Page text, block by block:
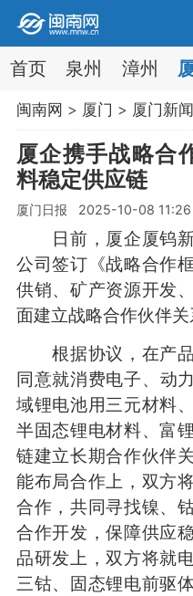
首页 泉州 漳州
闽南网 > 厦门 > 厦门新闻
厦企携手战略合
料稳定供应链
厦门日报 2025-10-08 11:26
日前，厦企厦钨新
公司签订《战略合作
供销、矿产资源开发
面建立战略合作伙伴关
根据协议，在产品
同意就消费电子、动
域锂电池用三元材料
半固态锂电材料、富
链建立长期合作伙伴
能布局合作上，双方
合作，共同寻找镍、
合作开发，保障供应
品研发上，双方将就
三钴、固态锂电前驱